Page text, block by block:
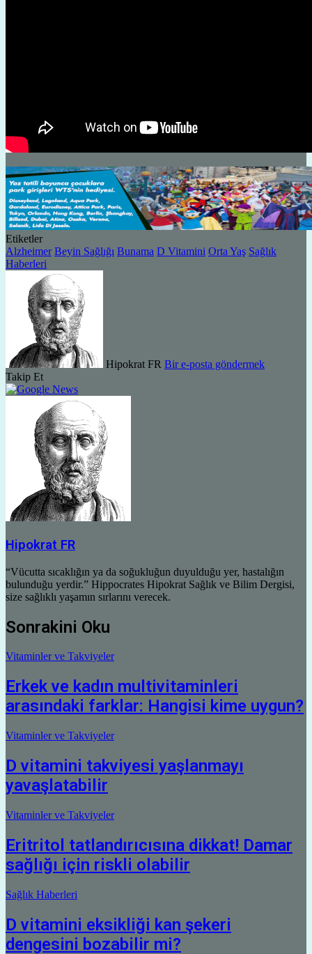
Etiketler
Alzheimer Beyin Sağlığı Bunama D Vitamini Orta Yaş Sağlık
Haberleri
Hipokrat FR Bir e-posta göndermek
Takip Et
Hipokrat FR
“Vücutta sıcaklığın ya da soğukluğun duyulduğu yer, hastalığın
bulunduğu yerdir.” Hippocrates Hipokrat Sağlık ve Bilim Dergisi,
size sağlıklı yaşamın sırlarını verecek.
Sonrakini Oku
Vitaminler ve Takviyeler
Erkek ve kadın multivitaminleri
arasındaki farklar: Hangisi kime uygun?
Vitaminler ve Takviyeler
D vitamini takviyesi yaşlanmayı
yavaşlatabilir
Vitaminler ve Takviyeler
Eritritol tatlandırıcısına dikkat! Damar
sağlığı için riskli olabilir
Sağlık Haberleri
D vitamini eksikliği kan şekeri
dengesini bozabilir mi?